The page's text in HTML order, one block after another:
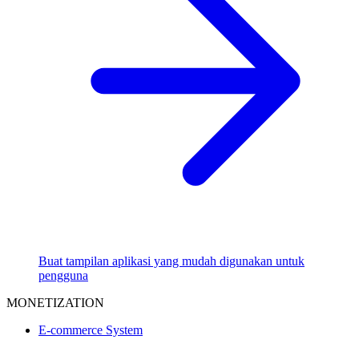
Buat tampilan aplikasi yang mudah digunakan untuk
pengguna
MONETIZATION
E-commerce System